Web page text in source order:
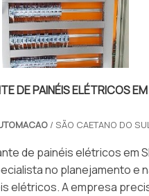
DE PAINÉIS ELÉTRICOS
/ SÃO CAETANO DO
de painéis elétricos em
no planejamento e
elétricos. A empresa